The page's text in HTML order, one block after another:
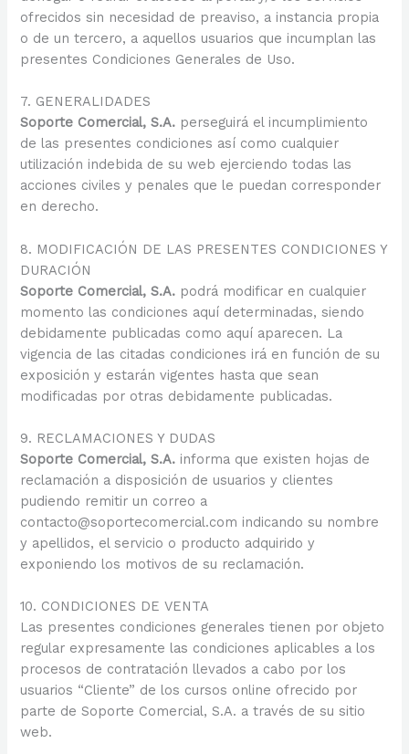
ofrecidos sin necesidad de preaviso, a instancia propia
o de un tercero, a aquellos usuarios que incumplan las
presentes Condiciones Generales de Uso.
7. GENERALIDADES
Soporte Comercial, S.A. perseguirá el incumplimiento
de las presentes condiciones así como cualquier
utilización indebida de su web ejerciendo todas las
acciones civiles y penales que le puedan corresponder
en derecho.
8. MODIFICACIÓN DE LAS PRESENTES CONDICIONES Y
DURACIÓN
Soporte Comercial, S.A. podrá modificar en cualquier
momento las condiciones aquí determinadas, siendo
debidamente publicadas como aquí aparecen. La
vigencia de las citadas condiciones irá en función de su
exposición y estarán vigentes hasta que sean
modificadas por otras debidamente publicadas.
9. RECLAMACIONES Y DUDAS
Soporte Comercial, S.A. informa que existen hojas de
reclamación a disposición de usuarios y clientes
pudiendo remitir un correo a
contacto@soportecomercial.com indicando su nombre
y apellidos, el servicio o producto adquirido y
exponiendo los motivos de su reclamación.
10. CONDICIONES DE VENTA
Las presentes condiciones generales tienen por objeto
regular expresamente las condiciones aplicables a los
procesos de contratación llevados a cabo por los
usuarios “Cliente” de los cursos online ofrecido por
parte de Soporte Comercial, S.A. a través de su sitio
web.